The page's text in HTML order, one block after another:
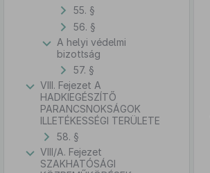
55. §
56. §
A helyi védelmi
bizottság
57. §
VIII. Fejezet A
HADKIEGÉSZÍTŐ
PARANCSNOKSÁGOK
ILLETÉKESSÉGI TERÜLETE
58. §
VIII/A. Fejezet
SZAKHATÓSÁGI